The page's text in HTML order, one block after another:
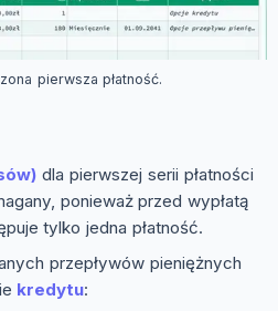
pierwsza płatność.
dla pierwszej serii płatności
ponieważ przed wypłatą
tylko jedna płatność.
przepływów pieniężnych
kredytu: